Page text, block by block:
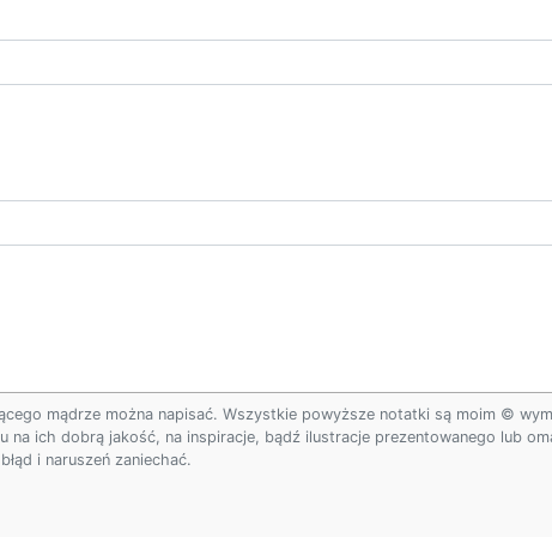
mądrze można napisać. Wszystkie powyższe notatki są moim ©
na ich dobrą jakość, na inspiracje, bądź ilustracje prezentowanego lub
i naruszeń zaniechać.